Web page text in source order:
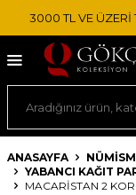
3000 TL VE ÜZERİ
ANASAYFA
YABANCI KAĞIT
MACARISTAN 2